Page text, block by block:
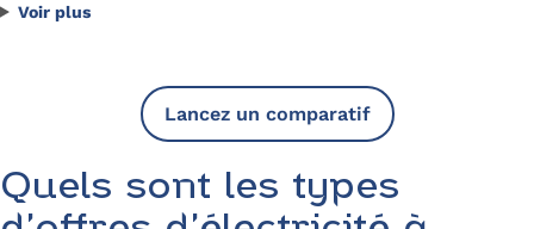
Voir plus
Lancez un comparatif
Quels sont les types